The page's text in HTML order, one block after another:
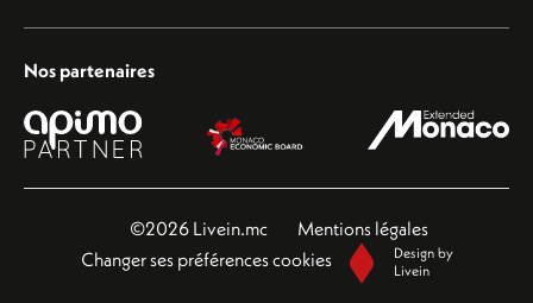
Nos partenaires
©2026 Livein.mc
Mentions légales
Changer ses préférences cookies
Design by
Livein